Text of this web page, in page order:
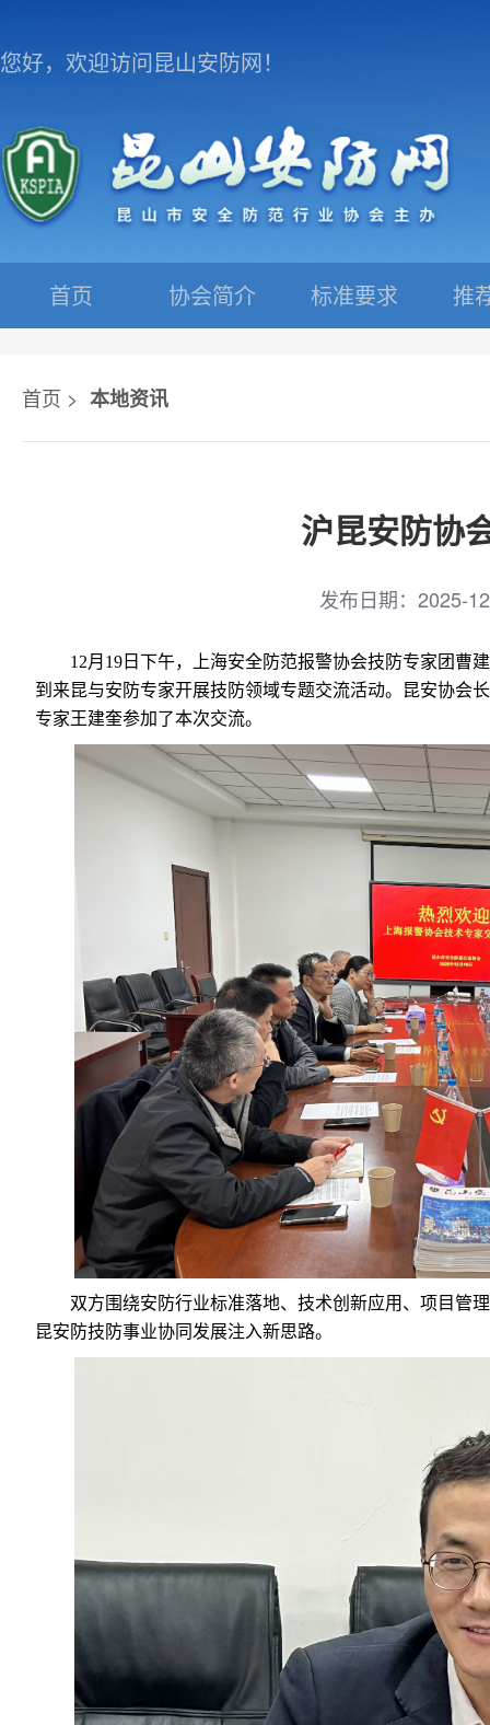
您好，欢迎访问昆山安防网！
首页 协会简介 标准要求 推
首页 > 本地资讯
沪昆安防协
发布日期： 2025-
12月19日下午，上海安全防范报警协会技防专家团曹
到来昆与安防专家开展技防领域专题交流活动。昆安协会
专家王建奎参加了本次交流。
双方围绕安防行业标准落地、技术创新应用、项目管
昆安防技防事业协同发展注入新思路。